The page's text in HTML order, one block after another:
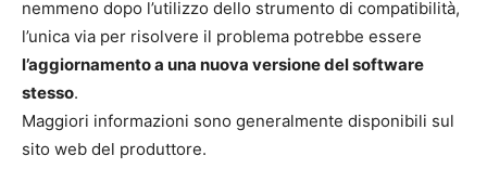
nemmeno dopo l’utilizzo dello strumento di compatibilità,
l’unica via per risolvere il problema potrebbe essere
l’aggiornamento a una nuova versione del software
stesso.
Maggiori informazioni sono generalmente disponibili sul
sito web del produttore.